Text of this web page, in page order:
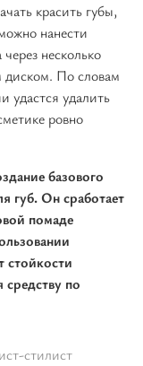
красить губы,
нанести
несколько
диском. По словам
удастся удалить
ровно
базового
губ. Он сработает
помаде
средству по
стилист